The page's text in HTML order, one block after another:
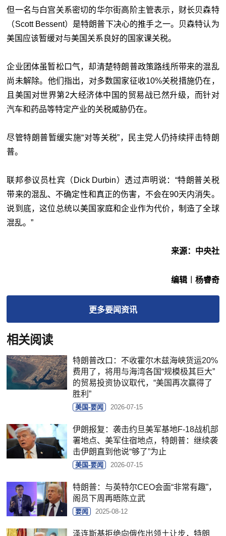
但一名与白宫关系密切的华尔街高阶主管表示，财长贝森特
（Scott Bessent）是特朗普下决心的推手之一。贝森特认为
美国应该暂缓对与美国关系良好的国家课关税。
企业团体虽暂松口气，却清楚特朗普政策路线所带来的混乱
尚未解除。他们指出，对多数国家征收10%关税措施仍在，
且美国对世界第2大经济体中国的贸易战已然升级，而针对
汽车和药品等特定产业的关税威胁仍在。
尽管特朗普暂缓实施“对等关税”，民主党人仍持续抨击特朗
普。
联邦参议员杜宾（Dick Durbin）透过声明说：“特朗普关税
带来的混乱、不确定性和真正的伤害，不会在90天内消失。
说到底，这位总统以美国家庭和企业作为代价，制造了全球
混乱。”
来源：中央社
编辑︱杨睿奇
更多要闻资讯
相关阅读
特朗普改口：不收霍尔木兹海峡货运20%
费用了，将用与海湾各国“规模极其巨大”
的贸易投资协议取代，“美国再次赢得了
胜利”
美国-要闻 2026-07-15
伊朗报复：袭击约旦美军基地F-18战机部
署地点、美军住宿地点，特朗普：继续袭
击伊朗直到他说“够了”为止
美国-要闻 2026-07-15
特朗普：与英特尔CEO会面“非常有趣”，
阁员下周再晤陈立武
要闻 2025-08-12
泽连斯基拒绝向俄作出领土让步，特朗